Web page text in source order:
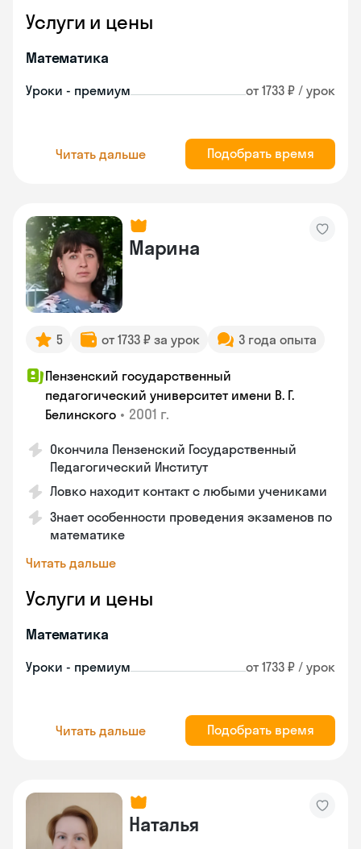
Услуги и цены
Математика
Уроки - премиум от 1733 ₽ / урок
Читать дальше Подобрать время
Марина
5 от 1733 ₽ за урок 3 года опыта
Пензенский государственный
педагогический университет имени В. Г.
Белинского • 2001 г.
Окончила Пензенский Государственный
Педагогический Институт
Ловко находит контакт с любыми учениками
Знает особенности проведения экзаменов по
математике
Читать дальше
Услуги и цены
Математика
Уроки - премиум от 1733 ₽ / урок
Читать дальше Подобрать время
Наталья